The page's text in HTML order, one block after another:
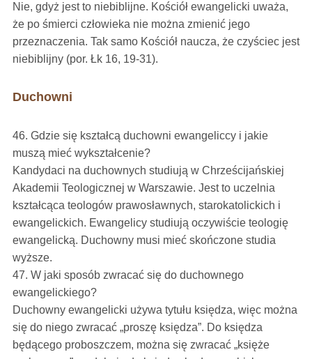
Nie, gdyż jest to niebiblijne. Kościół ewangelicki uważa,
że po śmierci człowieka nie można zmienić jego
przeznaczenia. Tak samo Kościół naucza, że czyściec jest
niebiblijny (por. Łk 16, 19-31).
Duchowni
46. Gdzie się kształcą duchowni ewangeliccy i jakie
muszą mieć wykształcenie?
Kandydaci na duchownych studiują w Chrześcijańskiej
Akademii Teologicznej w Warszawie. Jest to uczelnia
kształcąca teologów prawosławnych, starokatolickich i
ewangelickich. Ewangelicy studiują oczywiście teologię
ewangelicką. Duchowny musi mieć skończone studia
wyższe.
47. W jaki sposób zwracać się do duchownego
ewangelickiego?
Duchowny ewangelicki używa tytułu księdza, więc można
się do niego zwracać „proszę księdza”. Do księdza
będącego proboszczem, można się zwracać „księże